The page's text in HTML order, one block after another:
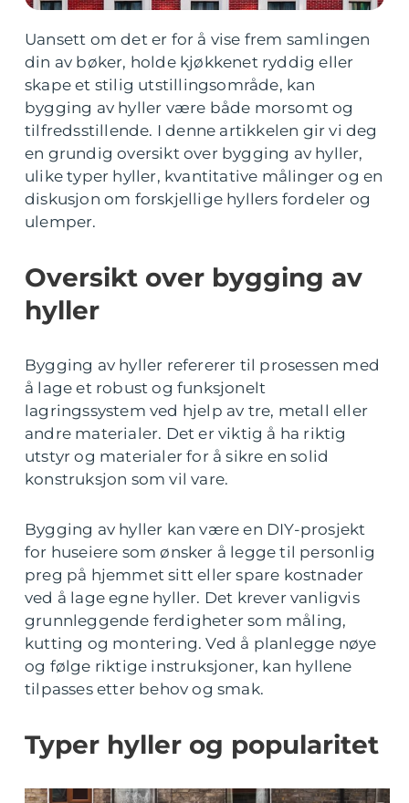
Uansett om det er for å vise frem samlingen
din av bøker, holde kjøkkenet ryddig eller
skape et stilig utstillingsområde, kan
bygging av hyller være både morsomt og
tilfredsstillende. I denne artikkelen gir vi deg
en grundig oversikt over bygging av hyller,
ulike typer hyller, kvantitative målinger og en
diskusjon om forskjellige hyllers fordeler og
ulemper.
Oversikt over bygging av
hyller
Bygging av hyller refererer til prosessen med
å lage et robust og funksjonelt
lagringssystem ved hjelp av tre, metall eller
andre materialer. Det er viktig å ha riktig
utstyr og materialer for å sikre en solid
konstruksjon som vil vare.
Bygging av hyller kan være en DIY-prosjekt
for huseiere som ønsker å legge til personlig
preg på hjemmet sitt eller spare kostnader
ved å lage egne hyller. Det krever vanligvis
grunnleggende ferdigheter som måling,
kutting og montering. Ved å planlegge nøye
og følge riktige instruksjoner, kan hyllene
tilpasses etter behov og smak.
Typer hyller og popularitet